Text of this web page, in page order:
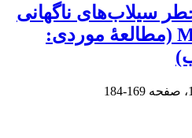
سیلاب‌های ناگهانی
براساس مدل MFFPI (مطالعۀ موردی:
169-184